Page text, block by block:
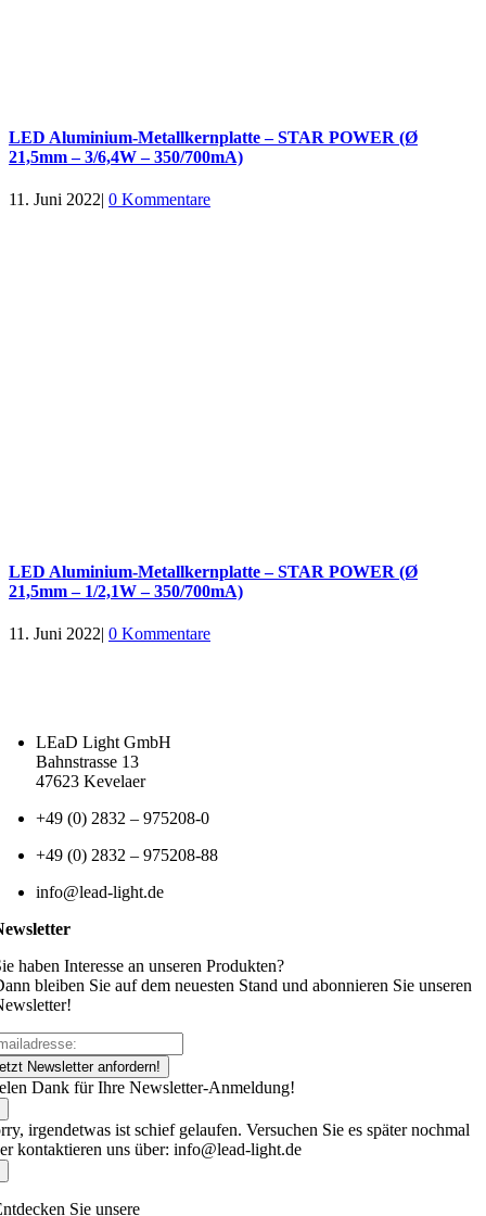
LED Aluminium-Metallkernplatte – STAR POWER (Ø
21,5mm – 3/6,4W – 350/700mA)
11. Juni 2022| 0 Kommentare
LED Aluminium-Metallkernplatte – STAR POWER (Ø
21,5mm – 1/2,1W – 350/700mA)
11. Juni 2022| 0 Kommentare
LEaD Light GmbH
Bahnstrasse 13
47623 Kevelaer
+49 (0) 2832 – 975208-0
+49 (0) 2832 – 975208-88
info@lead-light.de
haben Interesse an unseren Produkten?
bleiben Sie auf dem neuesten Stand und abonnieren Sie unseren
Newsletter anfordern!
Dank für Ihre Newsletter-Anmeldung!
irgendetwas ist schief gelaufen. Versuchen Sie es später nochmal
kontaktieren uns über: info@lead-light.de
Sie unsere